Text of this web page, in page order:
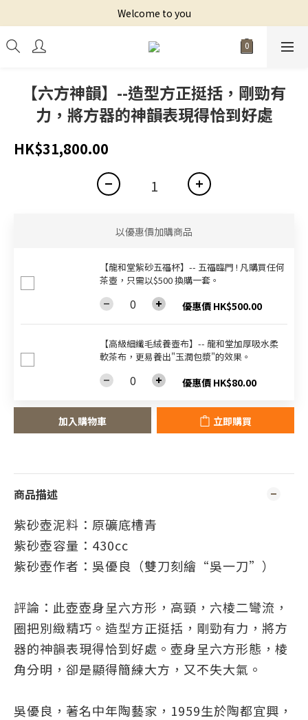
Welcome to you
【六方神韻】--造型方正挺括，剛勁有
力，將方器的神韻表現得恰到好處
HK$31,800.00
以優惠價加購商品
【龍和堂紫砂五福杯‬】-- 五福臨門 ! 凡購買任何
茶壺，只需以$500 換購一套。
優惠價 HK$500.00
【高級細纖毛絨養壺布】-- 龍和堂加厚吸水柔
軟茶布，更易養出"玉潤包漿"的效果。
優惠價 HK$80.00
加入購物車 立即購買
商品描述
紫砂壺泥料：原礦底槽青
紫砂壺容量：430cc
紫砂壺作者： 吳優良（雙刀刻繪“吳一刀”）
評論：此壺壺身呈六方形，高頸，六棱二彎流，
圈把別緻精巧。造型方正挺括，剛勁有力，將方
器的神韻表現得恰到好處。壺身呈六方形態，棱
角分明，卻是顯得簡練大方，又不失大氣。
吳優良，著名中年陶藝家，1959生於陶都宜興，